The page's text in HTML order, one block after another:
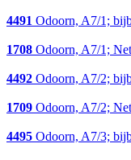
4491 Odoorn, A7/1;
1708 Odoorn, A7/1;
4492 Odoorn, A7/2;
1709 Odoorn, A7/2;
4495 Odoorn, A7/3;